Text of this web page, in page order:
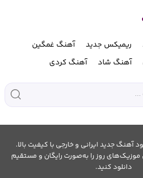
ریمیکس جدید
آهنگ غمگین
آهنگ شاد آهنگ کردی
جدید ایرانی و خارجی با کیفیت بالا.
موزیک‌های روز را به‌صورت رایگان و مستقیم
دانلود کنید.